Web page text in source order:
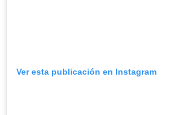
Ver esta publicación en Instagram